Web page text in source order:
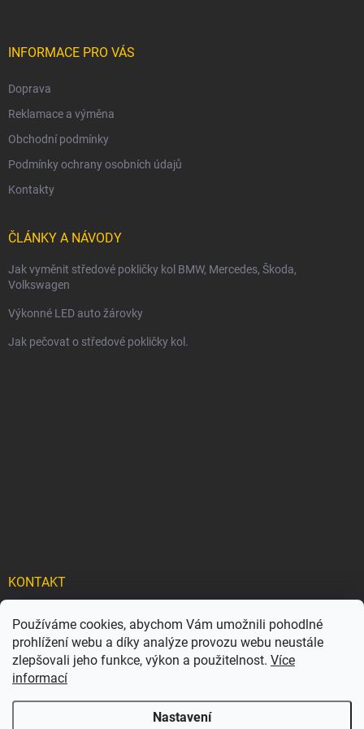
Používáme cookies, abychom Vám umožnili pohodlné
prohlížení webu a díky analýze provozu webu neustále
zlepšovali jeho funkce, výkon a použitelnost. Více
informací
Nastavení
INFORMACE PRO VÁS
Doprava
Reklamace a výměna
Obchodní podmínky
Podmínky ochrany osobních údajů
Kontakty
ČLÁNKY A NÁVODY
Jak vyměnit středové pokličky kol BMW, Mercedes, Škoda,
Volkswagen
Výkonné LED auto žárovky
Jak pečovat o středové pokličky kol.
KONTAKT
info@ carflexx.cz
carflexx_/